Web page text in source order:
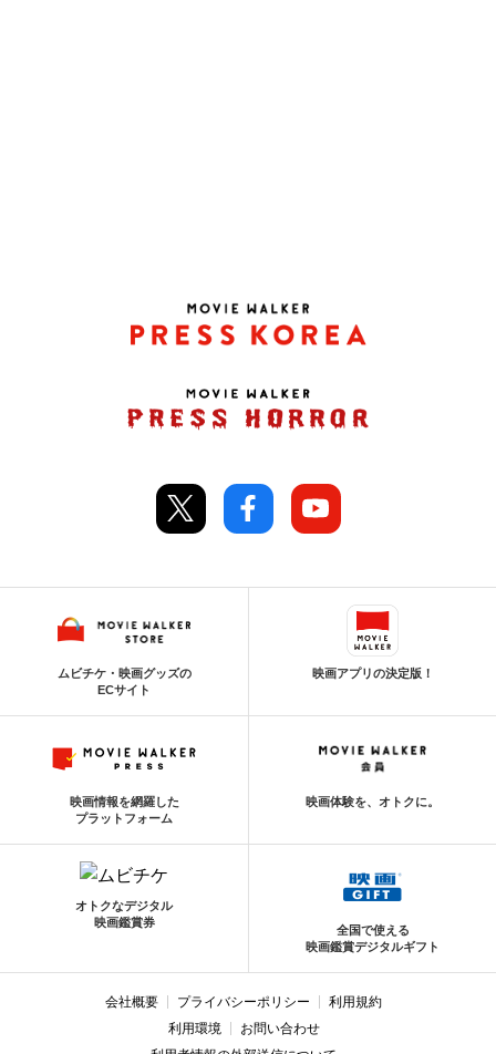
ムビチケ・映画グッズの
ECサイト
映画アプリの決定版！
映画情報を網羅した
プラットフォーム
映画体験を、オトクに。
オトクなデジタル
映画鑑賞券
全国で使える
映画鑑賞デジタルギフト
会社概要 プライバシーポリシー
利用規約
利用環境
お問い合わせ